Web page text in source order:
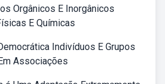
Orgânicos E Inorgânicos
E Químicas
Indivíduos E Grupos
Associações